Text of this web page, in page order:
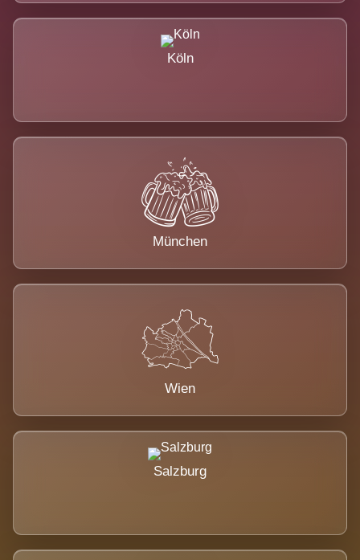
Köln
München
Wien
Salzburg